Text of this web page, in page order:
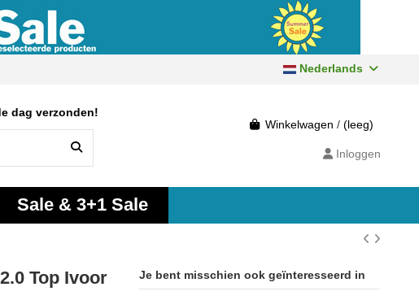
Nederlands
dag verzonden!
Winkelwagen / (leeg)
Inloggen
Sale & 3+1 Sale
Top Ivoor Je bent misschien ook geïnteresseerd in